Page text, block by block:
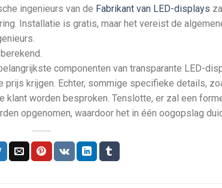
ingenieurs van de Fabrikant van LED-displays
Installatie is gratis, maar het vereist de
componenten van transparante LED-
prijs krijgen. Echter, sommige specifieke details,
klant worden besproken. Tenslotte, er zal een
opgenomen, waardoor het in één oogopslag